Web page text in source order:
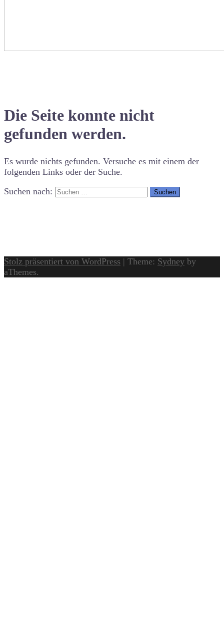
Die Seite konnte nicht
gefunden werden.
Es wurde nichts gefunden. Versuche es mit einem der
folgenden Links oder der Suche.
Suchen nach:
Stolz präsentiert von WordPress | Theme: Sydney by
aThemes.